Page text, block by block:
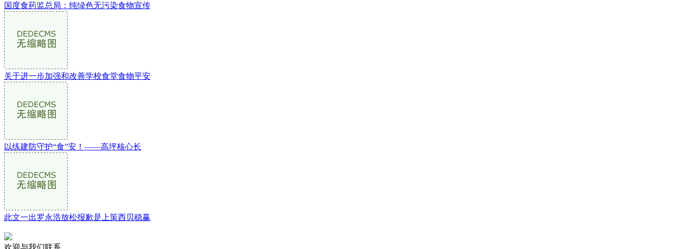
国度食药监总局：纯绿色无污染食物宣传
关于进一步加强和改善学校食堂食物平安
以练建防守护“食”安！——高坪核心长
此文一出罗永浩放松报歉是上策西贝稳赢
欢迎与我们联系